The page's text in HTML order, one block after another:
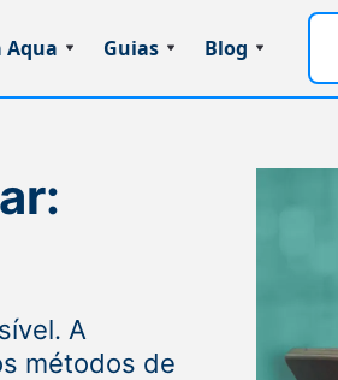
Aqua Guias Blog
A
métodos de